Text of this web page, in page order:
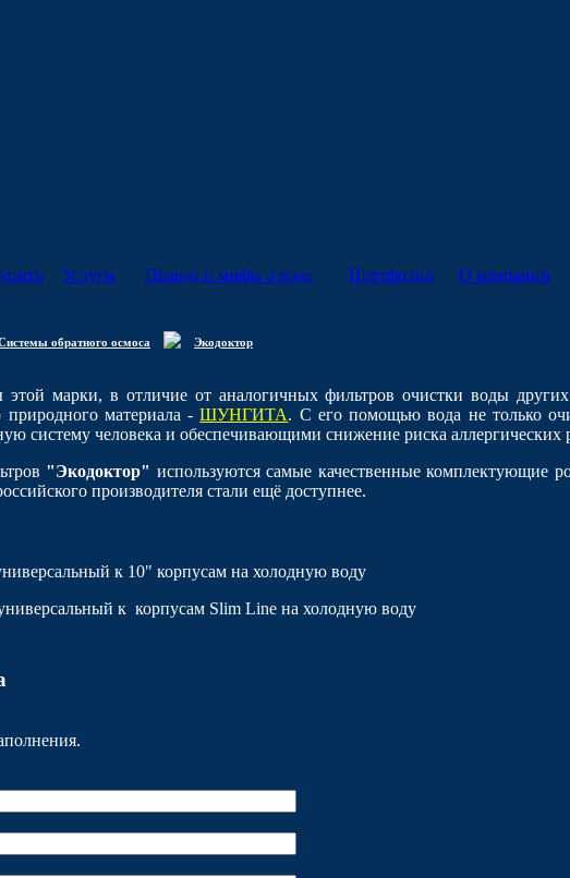
Услуги Правда и мифы о воде Портфолио О компании
обратного осмоса Экодоктор
этой марки, в отличие от аналогичных фильтров очистки воды
природного материала -ШУНГИТА. С его помощью вода не только
систему человека и обеспечивающими снижение риска аллергических
"Экодоктор" используются самые качественные комплектующие
производителя стали ещё доступнее.
к 10" корпусам на холодную воду
к корпусам Slim Line на холодную воду